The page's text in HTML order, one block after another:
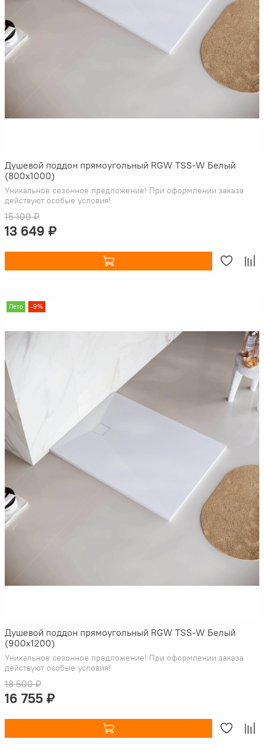
Душевой поддон прямоугольный RGW TSS-W Белый
(800x1000)
Уникальное сезонное предложение! При оформлении заказа
действуют особые условия!
15 100 ₽
13 649 ₽
Лето -9%
Душевой поддон прямоугольный RGW TSS-W Белый
(900x1200)
Уникальное сезонное предложение! При оформлении заказа
действуют особые условия!
18 500 ₽
16 755 ₽